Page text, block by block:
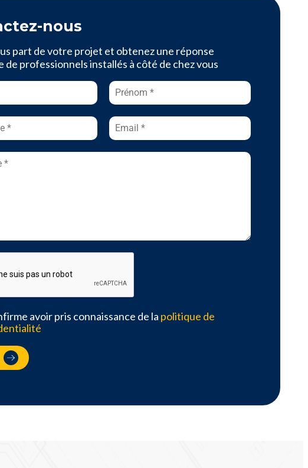
nous
part de votre projet et obtenez une réponse
de professionnels installés à côté de chez vous
avoir pris connaissance de la politique de